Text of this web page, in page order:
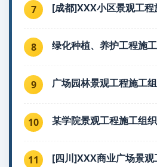
7 [成都]XXX小区景观工程
8 绿化种植、养护工程施
9 广场园林景观工程施工
10 某学院景观工程施工组
11 [四川]XXX商业广场景观